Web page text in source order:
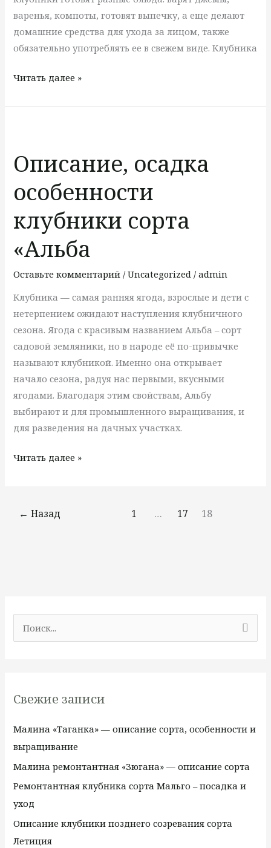
варенья, компоты, готовят выпечку, а еще делают
домашние средства для ухода за лицом, также
обязательно употреблять ее в свежем виде. Клубника
Читать далее »
Описание, осадка
особенности
клубники сорта
«Альба
Оставьте комментарий /Uncategorized /admin
Клубника — самая ранняя ягода, взрослые и дети с
нетерпением ожидают наступления клубничного
сезона. Ягода с красивым названием Альба – сорт
садовой земляники, но в народе её по-привычке
называют клубникой. Именно она открывает
начало сезона, радуя нас первыми, вкусными
ягодами. Благодаря этим свойствам, Альбу
выбирают и для промышленного выращивания, и
для разведения на дачных участках.
особенности
сорта
Читать далее »
← Назад 1 … 17 18
к
Свежие записи
Малина «Таганка» — описание сорта, особенности и
выращивание
Малина ремонтантная «Зюгана» — описание сорта
Ремонтантная клубника сорта Мальго – посадка и
уход
Описание клубники позднего созревания сорта
Летиция